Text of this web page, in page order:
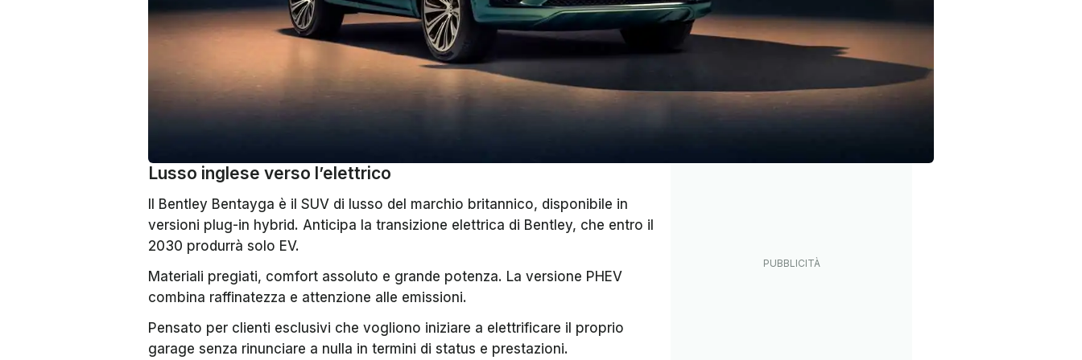
Lusso inglese verso l’elettrico
Il Bentley Bentayga è il SUV di lusso del marchio britannico, disponibile in
versioni plug-in hybrid. Anticipa la transizione elettrica di Bentley, che entro il
2030 produrrà solo EV.
Materiali pregiati, comfort assoluto e grande potenza. La versione PHEV
combina raffinatezza e attenzione alle emissioni.
Pensato per clienti esclusivi che vogliono iniziare a elettrificare il proprio
garage senza rinunciare a nulla in termini di status e prestazioni.